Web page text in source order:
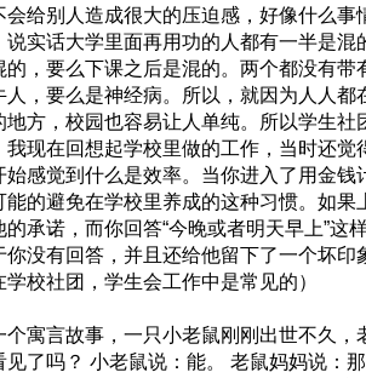
会给别人造成很大的压迫感，好像什么事
说实话大学里面再用功的人都有一半是混
的，要么下课之后是混的。两个都没有带
人，要么是神经病。所以，就因为人人都
地方，校园也容易让人单纯。所以学生社
我现在回想起学校里做的工作，当时还觉
始感觉到什么是效率。当你进入了用金钱
能的避免在学校里养成的这种习惯。如果
的承诺，而你回答“今晚或者明天早上”这
你没有回答，并且还给他留下了一个坏印
学校社团，学生会工作中是常见的）
个寓言故事，一只小老鼠刚刚出世不久，
见了吗？ 小老鼠说：能。 老鼠妈妈说：